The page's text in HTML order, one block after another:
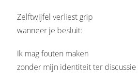
Zelftwijfel verliest grip
wanneer je besluit:
Ik mag fouten maken
zonder mijn identiteit ter discussie